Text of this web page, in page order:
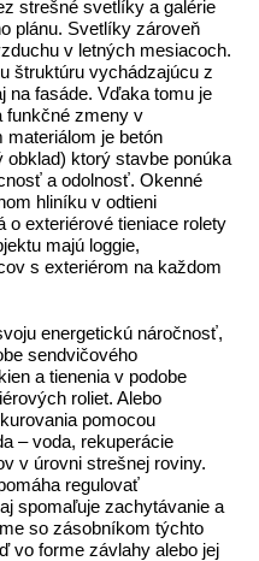
strešné svetlíky a galérie
plánu. Svetlíky zároveň
v letných mesiacoch.
štruktúru vychádzajúcu z
na fasáde. Vďaka tomu je
funkčné zmeny v
je betón
obklad) ktorý stavbe ponúka
a odolnosť. Okenné
hliníku v odtieni
o exteriérové tieniace rolety
majú loggie,
s exteriérom na každom
energetickú náročnosť,
sendvičového
a tienenia v podobe
roliet. Alebo
pomocou
– voda, rekuperácie
v úrovni strešnej roviny.
regulovať
spomaľuje zachytávanie a
so zásobníkom týchto
vo forme závlahy alebo jej